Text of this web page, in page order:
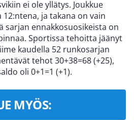
ei ole yllätys. Joukkue
12:ntena, ja takana on vain
sarjan ennakkosuosikeista on
Sportissa tehoitta jäänyt
kaudella 52 runkosarjan
tehot 30+38=68 (+25),
oli 0+1=1 (+1).
MYÖS: